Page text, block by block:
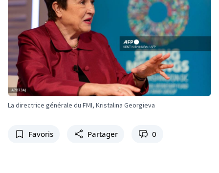
La directrice générale du FMI, Kristalina Georgieva
Favoris Partager 0